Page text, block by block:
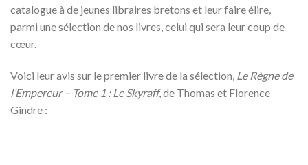
catalogue à de jeunes libraires bretons et leur faire élire,
parmi une sélection de nos livres, celui qui sera leur coup de
cœur.
Voici leur avis sur le premier livre de la sélection, Le Règne de
l’Empereur – Tome 1 : Le Skyraff, de Thomas et Florence
Gindre :